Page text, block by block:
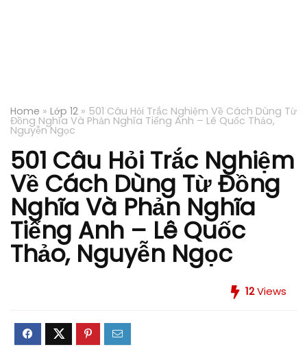
Home » Lớp 12 » 501 Câu Hỏi Trắc Nghiệm Về Cách Dùng Từ
Đồng Nghĩa Và Phản Nghĩa Tiếng Anh – Lê Quốc Thảo,
Nguyễn Ngọc
501 Câu Hỏi Trắc Nghiệm
Về Cách Dùng Từ Đồng
Nghĩa Và Phản Nghĩa
Tiếng Anh – Lê Quốc
Thảo, Nguyễn Ngọc
12Views